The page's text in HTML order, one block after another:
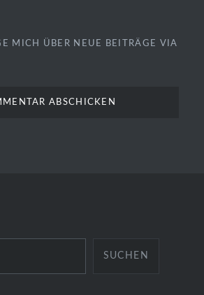
MICH ÜBER NEUE BEITRÄGE VIA
SUCHEN